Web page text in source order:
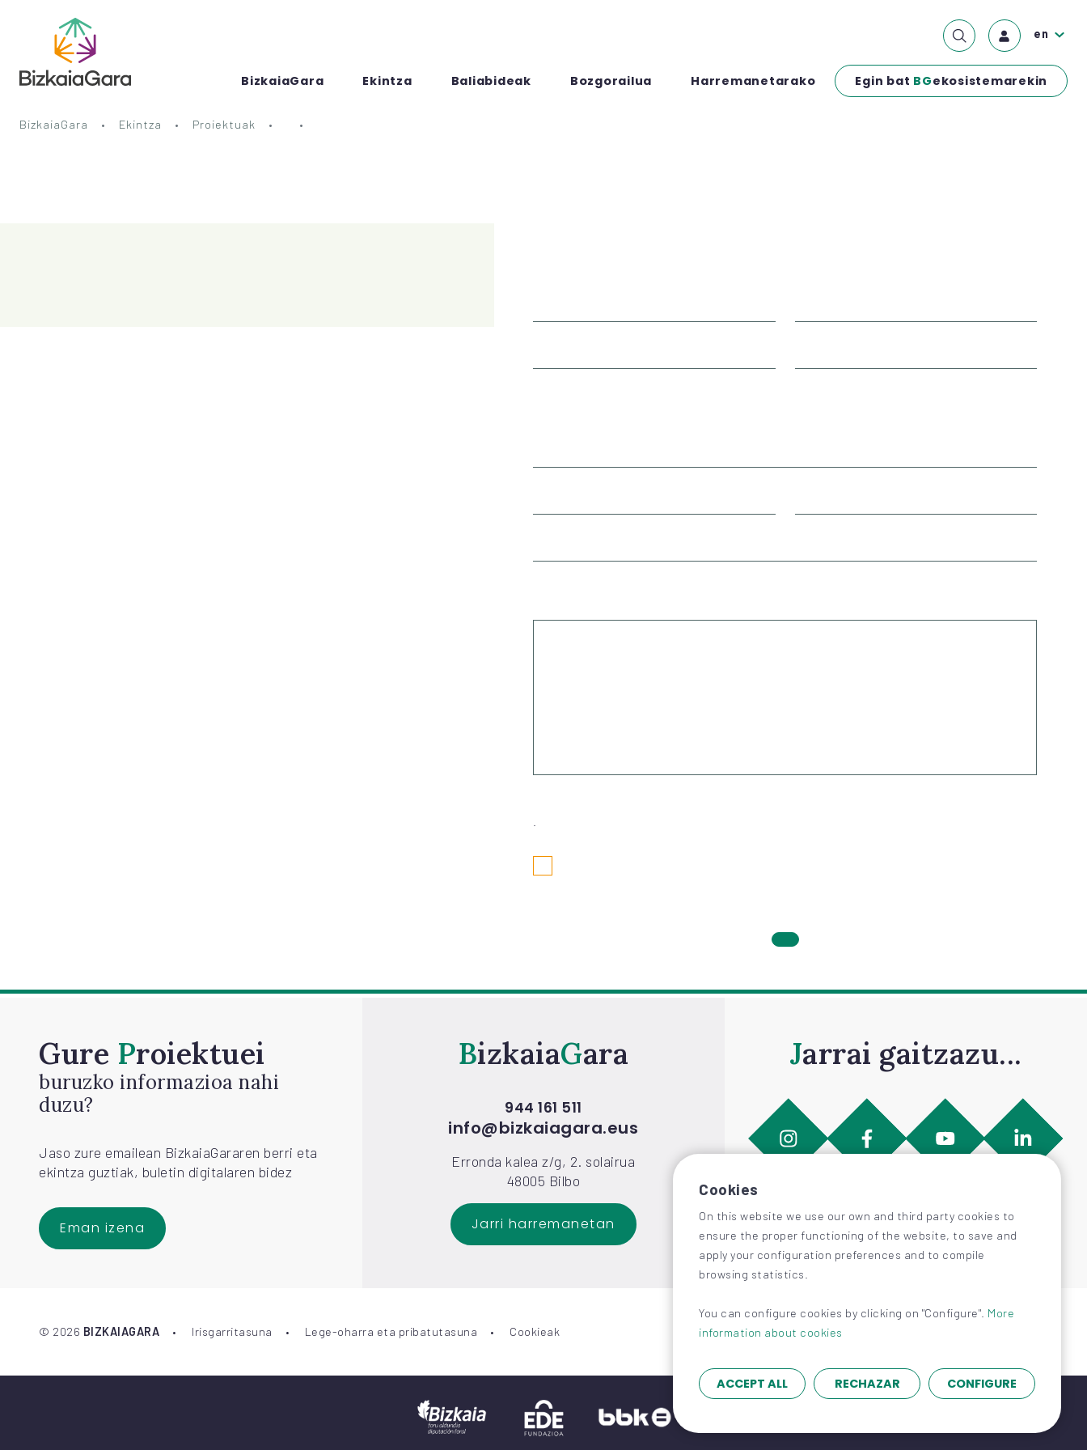
BizkaiaGara Ekintza Baliabideak Bozgorailua Harremanetarako Egin bat BGekosistemarekin
en
BizkaiaGara Ekintza Proiektuak
Gure Proiektuei
buruzko informazioa nahi
duzu?
Jaso zure emailean BizkaiaGararen berri eta
ekintza guztiak, buletin digitalaren bidez
Eman izena
Bizkaia Gara
944 161 511
info@bizkaiagara.eus
Erronda kalea z/g, 2. solairua
48005 Bilbo
Jarri harremanetan
Jarrai gaitzazu...
© 2026 BIZKAIAGARA Irisgarritasuna Lege-oharra eta pribatutasuna Cookieak
Cookies
On this website we use our own and third party cookies to
ensure the proper functioning of the website, to save and
apply your configuration preferences and to compile
browsing statistics.
You can configure cookies by clicking on "Configure". More
information about cookies
ACCEPT ALL RECHAZAR CONFIGURE